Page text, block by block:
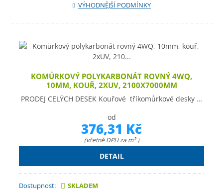
VÝHODNĚJŠÍ PODMÍNKY
KOMŮRKOVÝ POLYKARBONÁT ROVNÝ 4WQ,
10MM, KOUŘ, 2XUV, 2100X7000MM
PRODEJ CELÝCH DESEK Kouřové tříkomůrkové desky …
od
376,31 Kč
(včetně DPH za m 2 )
DETAIL
Dostupnost: SKLADEM